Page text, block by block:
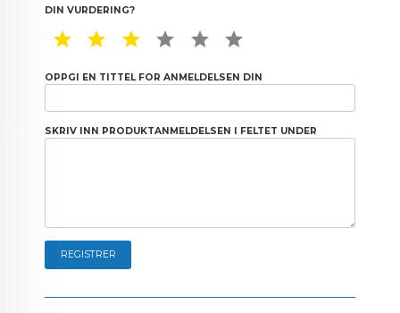
DIN VURDERING?
1 STAR2 STAR3 STAR4 STAR5 STAR
OPPGI EN TITTEL FOR ANMELDELSEN DIN
SKRIV INN PRODUKTANMELDELSEN I FELTET UNDER